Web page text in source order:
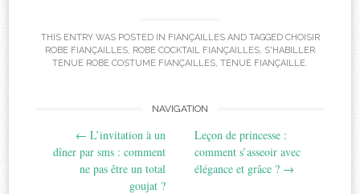
THIS ENTRY WAS POSTED IN FIANÇAILLESAND TAGGED CHOISIR
ROBE FIANÇAILLES, ROBE COCKTAIL FIANÇAILLES, S'HABILLER
TENUE ROBE COSTUME FIANÇAILLES, TENUE FIANÇAILLE.
navigation
NAVIGATION
← L’invitation à un
dîner par sms : comment
ne pas être un total
goujat ?
Leçon de princesse :
comment s’asseoir avec
élégance et grâce ? →